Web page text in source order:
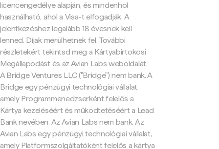
licencengedélye alapján, és mindenhol
használható, ahol a Visa-t elfogadják. A
jelentkezéshez legalább 18 évesnek kell
lenned. Díjak merülhetnek fel. További
részletekért tekintsd meg a Kártyabirtokosi
Megállapodást és az Avian Labs weboldalát.
A Bridge Ventures LLC ("Bridge") nem bank. A
Bridge egy pénzügyi technológiai vállalat,
amely Programmenedzserként felelős a
Kártya kezeléséért és működtetéséért a Lead
Bank nevében. Az Avian Labs nem bank. Az
Avian Labs egy pénzügyi technológiai vállalat,
amely Platformszolgáltatóként felelős a kártya